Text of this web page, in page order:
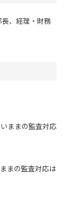
、経理・財務
ままの監査対応
まの監査対応は